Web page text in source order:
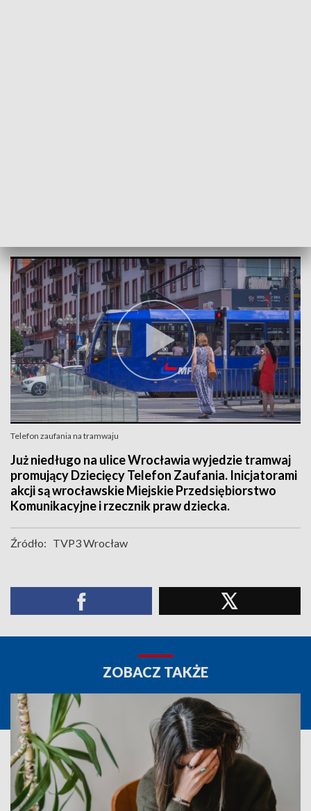
Telefon zaufania na tramwaju
Już niedługo na ulice Wrocławia wyjedzie tramwaj
promujący Dziecięcy Telefon Zaufania. Inicjatorami
akcji są wrocławskie Miejskie Przedsiębiorstwo
Komunikacyjne i rzecznik praw dziecka.
Źródło: TVP3 Wrocław
ZOBACZ TAKŻE